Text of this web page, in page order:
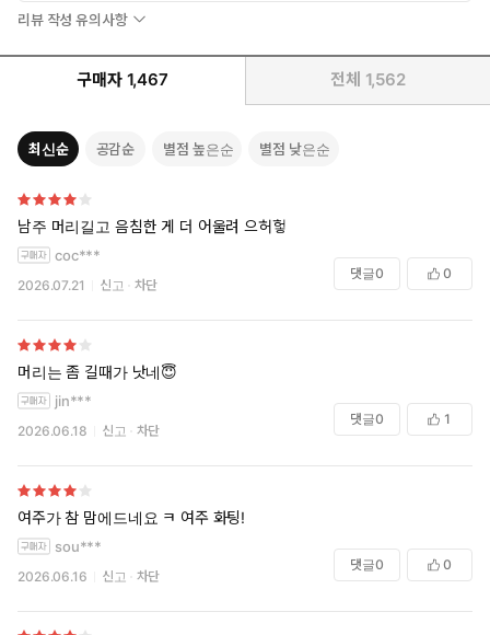
리뷰 작성 유의사항
구매자 1,467 전체 1,562
최신순 공감순 별점 높은순 별점 낮은순
남주 머리길고 음침한 게 더 어울려 으허헣
coc***
2026.07.21 신고 차단
댓글0 0
머리는 좀 길때가 낫네😇
jin***
2026.06.18 신고 차단
댓글0 1
여주가 참 맘에드네요 ㅋ 여주 화팅!
sou***
2026.06.16 신고 차단
댓글0 0